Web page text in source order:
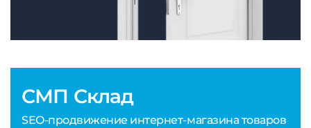
СМП Склад
SEO-продвижение интернет-магазина товаров